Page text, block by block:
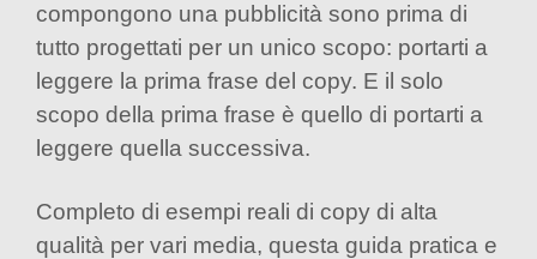
compongono una pubblicità sono prima di
tutto progettati per un unico scopo: portarti a
leggere la prima frase del copy. E il solo
scopo della prima frase è quello di portarti a
leggere quella successiva.
Completo di esempi reali di copy di alta
qualità per vari media, questa guida pratica e